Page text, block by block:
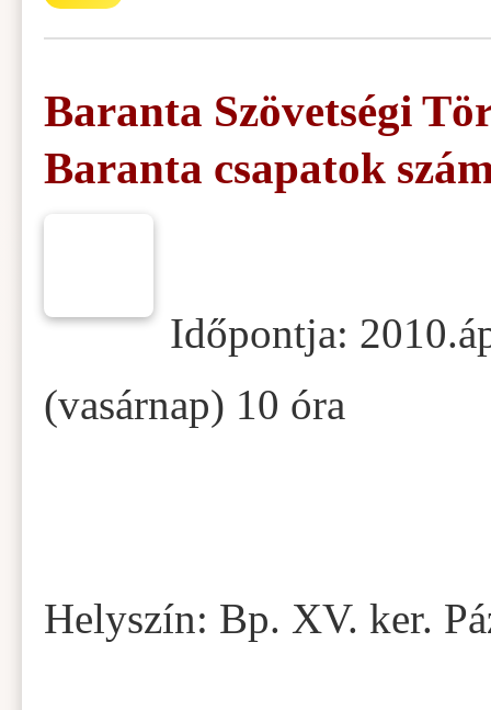
Baranta Szövetségi
Baranta csapatok
Időpontja:
(vasárnap) 10 óra
Helyszín: Bp. XV. ker.